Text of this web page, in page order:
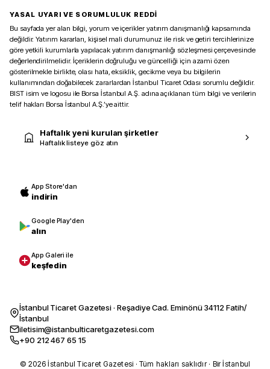
YASAL UYARI VE SORUMLULUK REDDİ
Bu sayfada yer alan bilgi, yorum ve içerikler yatırım danışmanlığı kapsamında
değildir. Yatırım kararları, kişisel mali durumunuz ile risk ve getiri tercihlerinize
göre yetkili kurumlarla yapılacak yatırım danışmanlığı sözleşmesi çerçevesinde
değerlendirilmelidir. İçeriklerin doğruluğu ve güncelliği için azami özen
gösterilmekle birlikte, olası hata, eksiklik, gecikme veya bu bilgilerin
kullanımından doğabilecek zararlardan İstanbul Ticaret Odası sorumlu değildir.
BIST isim ve logosu ile Borsa İstanbul A.Ş. adına açıklanan tüm bilgi ve verilerin
telif hakları Borsa İstanbul A.Ş.’ye aittir.
Haftalık yeni kurulan şirketler
Haftalık listeye göz atın
App Store'dan
indirin
Google Play'den
alın
App Galeri ile
keşfedin
İstanbul Ticaret Gazetesi · Reşadiye Cad. Eminönü 34112 Fatih/
İstanbul
iletisim@istanbulticaretgazetesi.com
+90 212 467 65 15
© 2026 İstanbul Ticaret Gazetesi · Tüm hakları saklıdır · Bir İstanbul